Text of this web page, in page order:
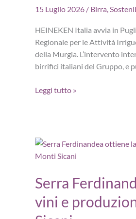
persone
15 Luglio 2026 / Birra,
HEINEKEN Italia avvia in
Regionale per le Attività
della Murgia. L’intervento
birrifici italiani del Gruppo, e
HEINEKEN
acqua”
Puglia:
per
ridurre
lo
Leggi tutto »
Serra
vini e